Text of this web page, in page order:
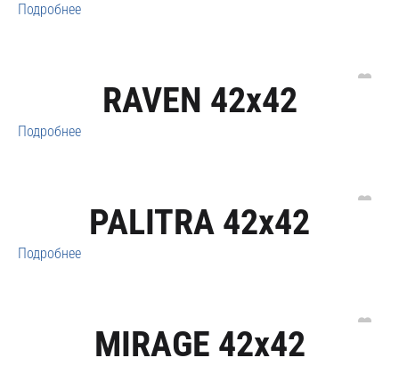
Подробнее
RAVEN 42x42
Подробнее
PALITRA 42x42
Подробнее
MIRAGE 42x42